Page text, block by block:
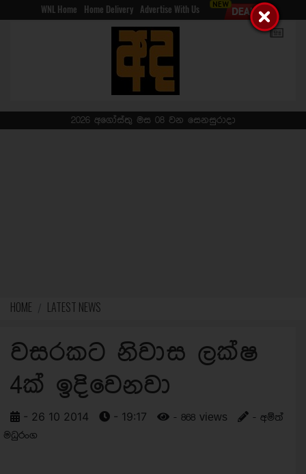
WNL Home Home Delivery Advertise With Us
2026 අගෝස්තු මස 08 වන සෙනසුරාදා
HOME LATEST NEWS
වසරකට නිවාස ලක්ෂ
4ක් ඉදිවෙනවා
- 26 10 2014 - 19:17 - 868 views
- අම්ත්
මධුරංග